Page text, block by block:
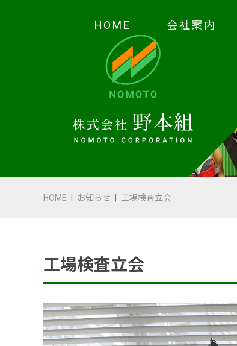
HOME 会社案内
HOME お知らせ 工場検査立会
工場検査立会
会社案内
代表あいさ
会社概要・
SDGsの取組
事業内容